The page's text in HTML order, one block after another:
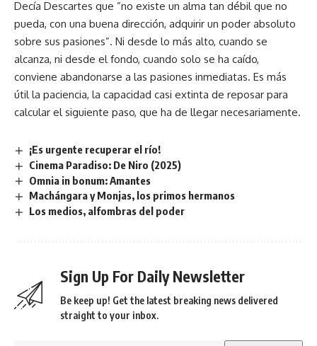
Decía Descartes que ”no existe un alma tan débil que no
pueda, con una buena dirección, adquirir un poder absoluto
sobre sus pasiones”. Ni desde lo más alto, cuando se
alcanza, ni desde el fondo, cuando solo se ha caído,
conviene abandonarse a las pasiones inmediatas. Es más
útil la paciencia, la capacidad casi extinta de reposar para
calcular el siguiente paso, que ha de llegar necesariamente.
¡Es urgente recuperar el río!
Cinema Paradiso: De Niro (2025)
Omnia in bonum: Amantes
Machángara y Monjas, los primos hermanos
Los medios, alfombras del poder
Sign Up For Daily Newsletter
Be keep up! Get the latest breaking news delivered
straight to your inbox.